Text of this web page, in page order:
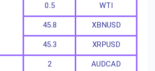
WTI
0.5
XBNUSD
45.8
XRPUSD
45.3
AUDCAD
2